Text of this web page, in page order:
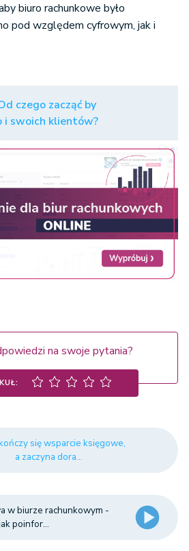
biuro rachunkowe było
pod względem cyfrowym, jak i
czego zacząć by
i swoich klientów?
na swoje pytania?
się wsparcie księgowe,
a zaczyna dora...
w biurze rachunkowym -
poinfor...